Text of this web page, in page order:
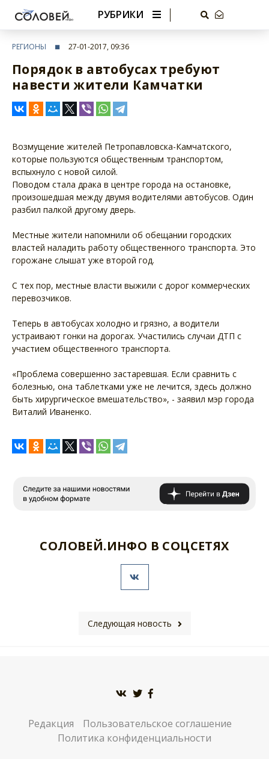
РУБРИКИ
РЕГИОНЫ 27-01-2017, 09:36
Порядок в автобусах требуют
навести жители Камчатки
Возмущение жителей Петропавловска-Камчатского,
которые пользуются общественным транспортом,
вспыхнуло с новой силой.
Поводом стала драка в центре города на остановке,
произошедшая между двумя водителями автобусов. Один
разбил палкой другому дверь.
Местные жители напомнили об обещании городских
властей наладить работу общественного транспорта. Это
горожане слышат уже второй год.
С тех пор, местные власти выжили с дорог коммерческих
перевозчиков.
Теперь в автобусах холодно и грязно, а водители
устраивают гонки на дорогах. Участились случаи ДТП с
участием общественного транспорта.
«Проблема совершенно застаревшая. Если сравнить с
болезнью, она таблетками уже не лечится, здесь должно
быть хирургическое вмешательство», - заявил мэр города
Виталий Иваненко.
СОЛОВЕЙ.ИНФО В СОЦСЕТЯХ
Следующая новость
Редакция
Пользовательское соглашение
Политика конфиденциальности